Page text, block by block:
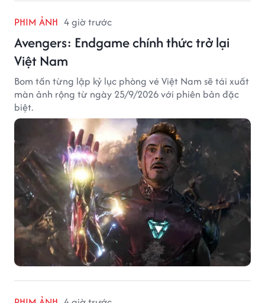
PHIM ẢNH 4 giờ trước
Avengers: Endgame chính thức trở lại
Việt Nam
Bom tấn từng lập kỷ lục phòng vé Việt Nam sẽ tái xuất
màn ảnh rộng từ ngày 25/9/2026 với phiên bản đặc
biệt.